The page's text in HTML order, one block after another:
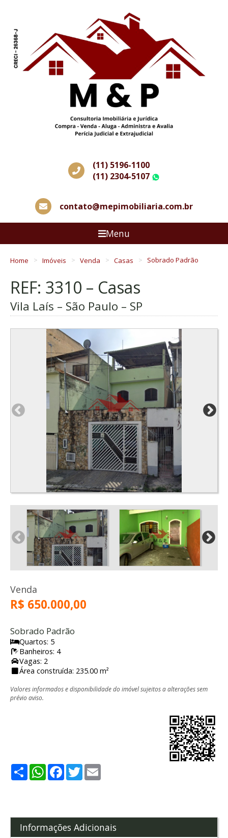
(11) 5196-1100
(11) 2304-5107
contato@mepimobiliaria.com.br
Menu
Home Imóveis Venda Casas Sobrado Padrão
REF: 3310 – Casas
Vila Laís – São Paulo – SP
Venda
R$ 650.000,00
Sobrado Padrão
Quartos: 5
Banheiros: 4
Vagas: 2
Área construída: 235.00 m²
Valores informados e disponibilidade do imóvel sujeitos a alterações sem
prévio aviso.
ShareWhatsApp
Facebook
Twitter
Informações Adicionais